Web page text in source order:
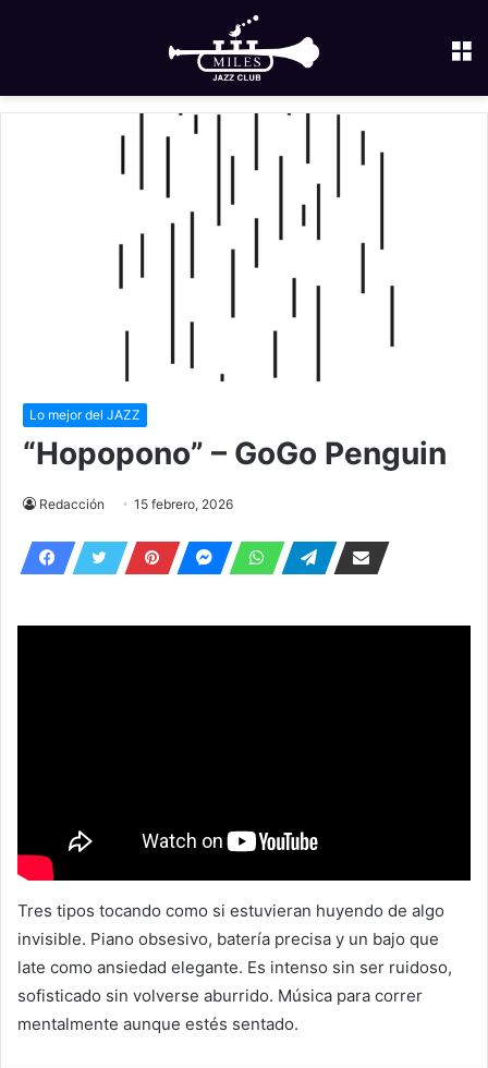
Lo mejor del JAZZ
“Hopopono” – GoGo Penguin
Redacción 15 febrero, 2026
Tres tipos tocando como si estuvieran huyendo de algo
invisible. Piano obsesivo, batería precisa y un bajo que
late como ansiedad elegante. Es intenso sin ser ruidoso,
sofisticado sin volverse aburrido. Música para correr
mentalmente aunque estés sentado.